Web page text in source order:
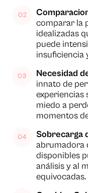
comparar la
idealizadas
puede
insuficiencia
Necesidad
innato de
experiencias
miedo a
momentos
Sobrecarga
abrumadora
disponibles
análisis y al
equivocadas.